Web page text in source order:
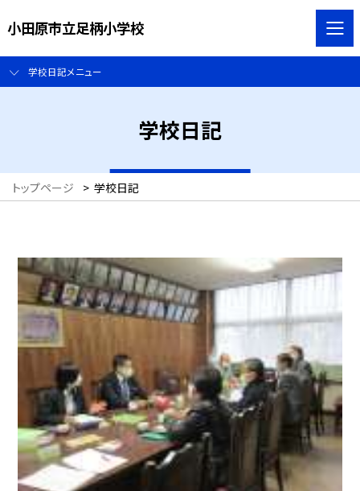
小田原市立足柄小学校
学校日記メニュー
学校日記
トップページ > 学校日記